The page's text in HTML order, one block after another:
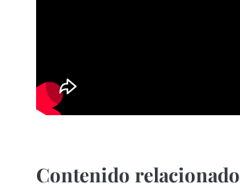
Contenido relacionado